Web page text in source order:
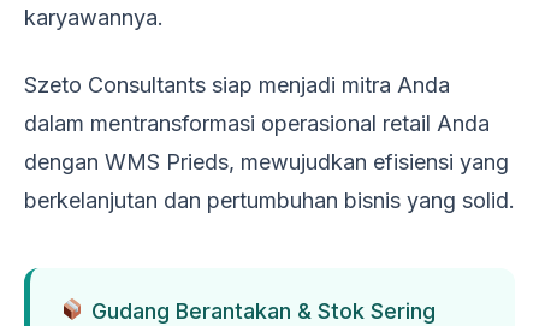
karyawannya.
Szeto Consultants siap menjadi mitra Anda
dalam mentransformasi operasional retail Anda
dengan WMS Prieds, mewujudkan efisiensi yang
berkelanjutan dan pertumbuhan bisnis yang solid.
Gudang Berantakan & Stok Sering